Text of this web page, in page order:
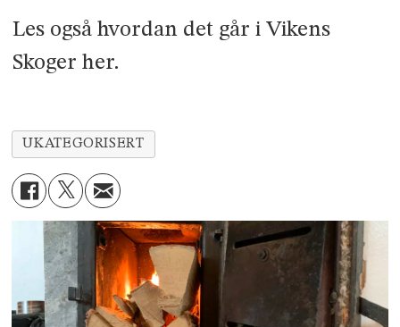
Les også hvordan det går i Vikens
Skoger her.
UKATEGORISERT